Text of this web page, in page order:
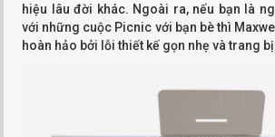
hiệu lâu đời khác. Ngoài ra, nếu bạn là
với những cuộc Picnic với bạn bè thì
hoàn hảo bởi lỗi thiết kế gọn nhẹ và trang